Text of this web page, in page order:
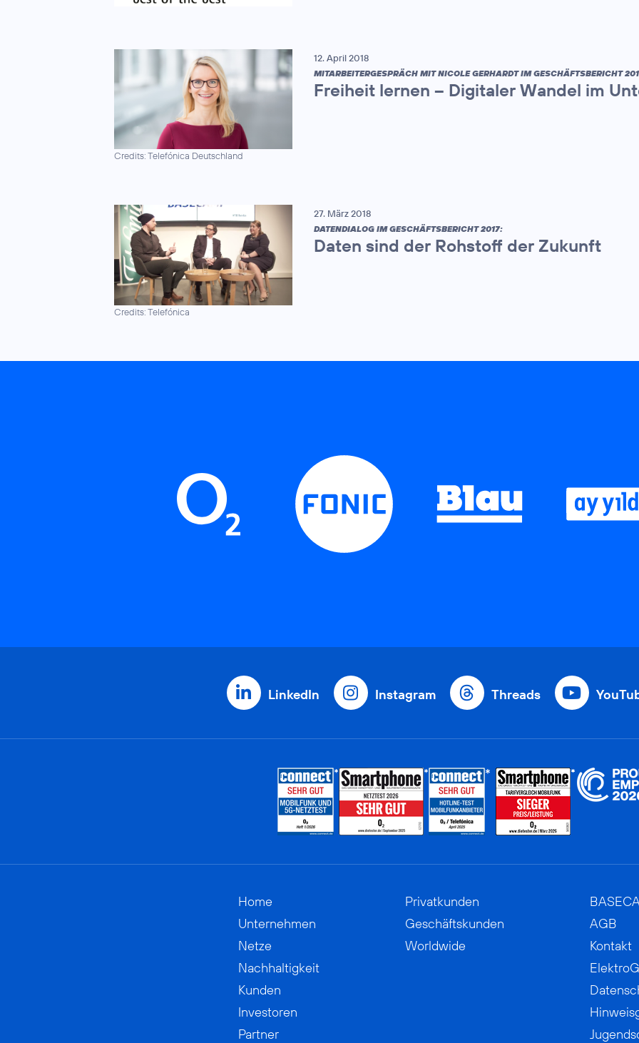
Credits: Telefónica Deutschland
12. April 2018
MITARBEITERGESPRÄCH MIT NICOLE GERHARDT IM GESCHÄFTSBERICHT
Freiheit lernen – Digitaler Wandel im
Credits: Telefónica
27. März 2018
DATENDIALOG IM GESCHÄFTSBERICHT 2017:
Daten sind der Rohstoff der Zukunft
LinkedIn Instagram Threads
Home
Unternehmen
Netze
Nachhaltigkeit
Kunden
Investoren
Partner
Privatkunden
Geschäftskunden
Worldwide
AGB
Kontakt